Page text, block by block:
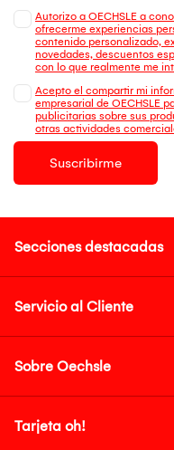
Autorizo a OECHSLE a
ofrecerme experiencias
contenido personalizado,
novedades, descuentos
con lo que realmente me
Acepto el compartir mi
empresarial de OECHSLE
publicitarias sobre sus
otras actividades
Suscribirme
Secciones destacadas
Servicio al Cliente
Sobre Oechsle
Tarjeta oh!